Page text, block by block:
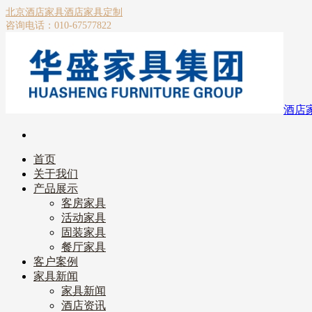
北京酒店家具酒店家具定制
咨询电话：010-67577822
酒店
首页
关于我们
产品展示
客房家具
活动家具
固装家具
餐厅家具
客户案例
家具新闻
家具新闻
酒店资讯